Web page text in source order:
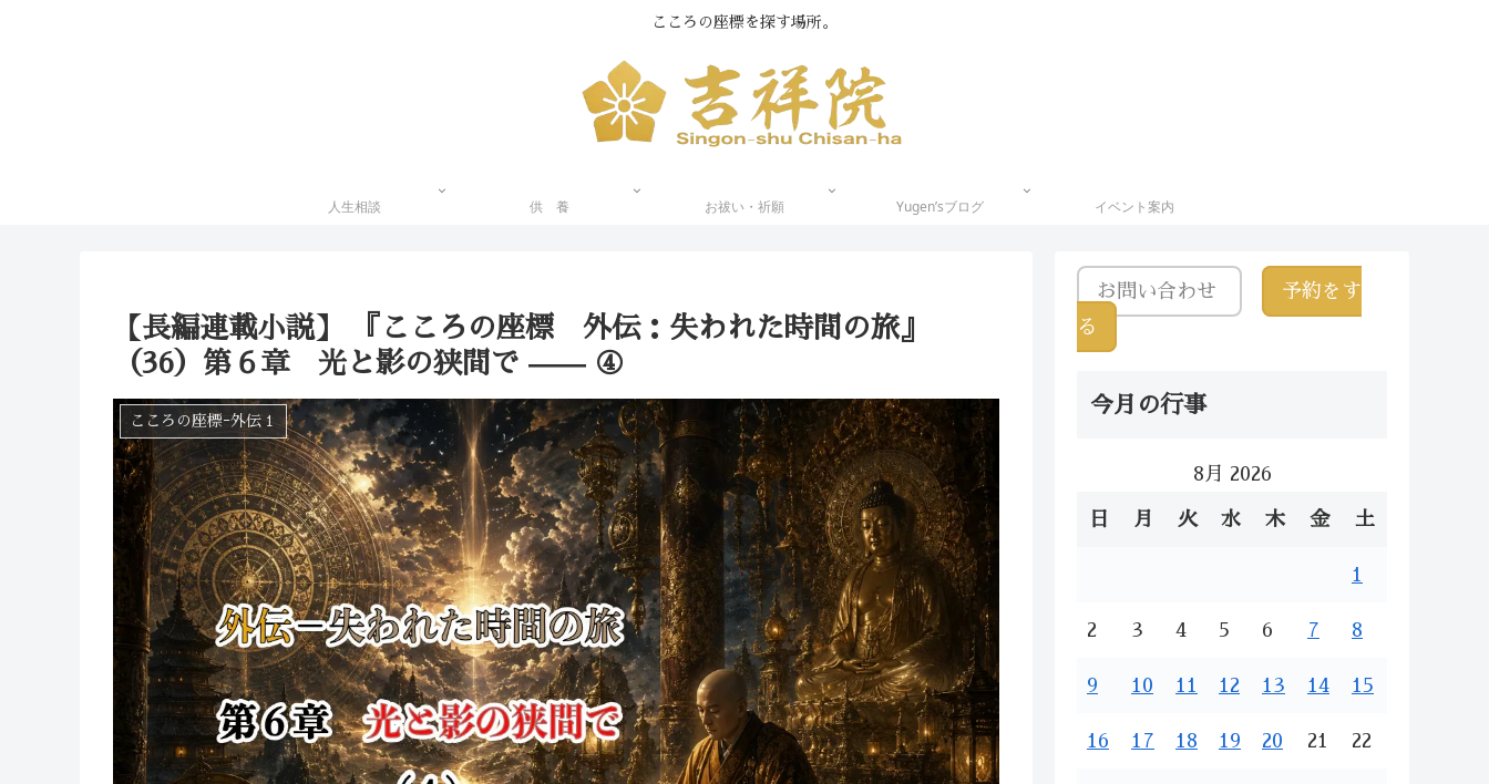
こころの座標を探す場所。
人生相談 供 養 お祓い・祈願 Yugen’sブログ イベント案内
【長編連載小説】 『こころの座標 外伝：失われた時間の旅』
（36）第６章 光と影の狭間で —— ④
こころの座標ｰ外伝１
お問い合わせ
予約をす
る
今月の行事
8月 2026
日 月 火 水 木 金 土
1
2 3 4 5 6 7 8
9 10 11 12 13 14 15
16 17 18 19 20 21 22